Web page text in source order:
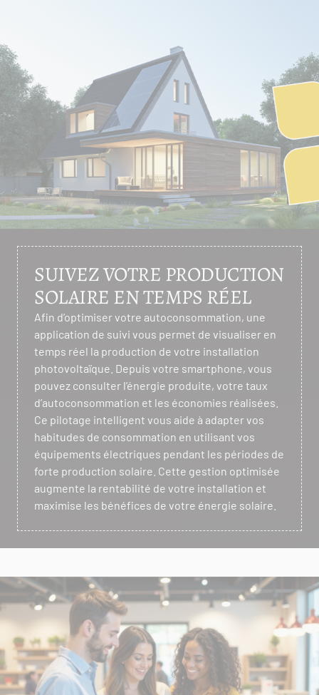
SUIVEZ VOTRE PRODUCTION
SOLAIRE EN TEMPS RÉEL
Afin d’optimiser votre autoconsommation, une
application de suivi vous permet de visualiser en
temps réel la production de votre installation
photovoltaïque. Depuis votre smartphone, vous
pouvez consulter l’énergie produite, votre taux
d’autoconsommation et les économies réalisées.
Ce pilotage intelligent vous aide à adapter vos
habitudes de consommation en utilisant vos
équipements électriques pendant les périodes de
forte production solaire. Cette gestion optimisée
augmente la rentabilité de votre installation et
maximise les bénéfices de votre énergie solaire.